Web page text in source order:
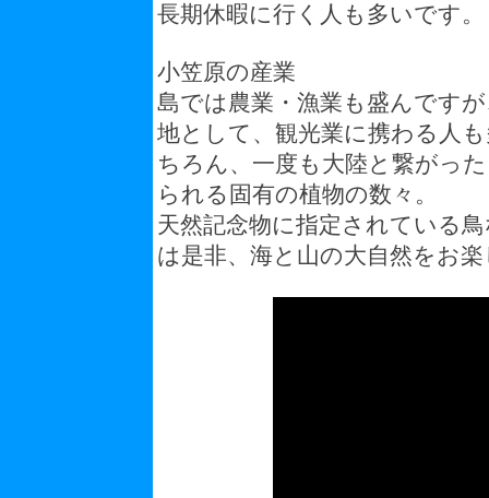
長期休暇に行く人も多いです。
小笠原の産業
島では農業・漁業も盛んです
地として、観光業に携わる人
ちろん、一度も大陸と繋がっ
られる固有の植物の数々。
天然記念物に指定されている
は是非、海と山の大自然をお